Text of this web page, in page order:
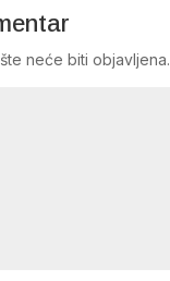
neće biti objavljena.